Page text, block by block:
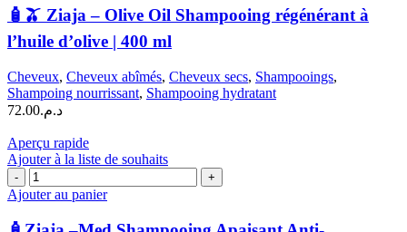
🫒
Ziaja
–
Oil
Shampooing
régénérant
l'huile
d'olive
400
🧴🫒 Ziaja – Olive Oil Shampooing régénérant à
l’huile d’olive | 400 ml
Cheveux, Cheveux abîmés, Cheveux secs, Shampooings,
Shampoing nourrissant, Shampooing hydratant
د.م.72.00
Aperçu rapide
Ajouter à la liste de souhaits
quantité
de
Ziaja
Ajouter au panier